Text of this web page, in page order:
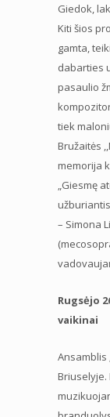
Giedok,
Kiti šios
gamta,
dabarties
pasaulio
tiek
Bružaitės
memorija
„Giesmę
– Simona
Rugsėjo
vaikinai
Ansamblis
Briuselyje.